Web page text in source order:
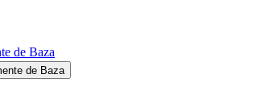
de Baza
de Baza